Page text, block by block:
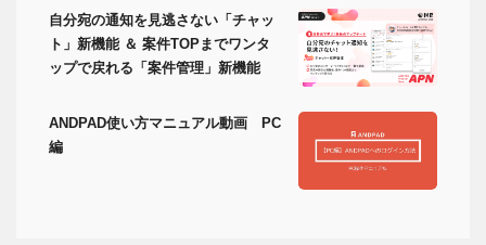
自分宛の通知を見逃さない「チャッ
ト」新機能 ＆ 案件TOPまでワンタ
ップで戻れる「案件管理」新機能
ANDPAD使い方マニュアル動画 PC
編